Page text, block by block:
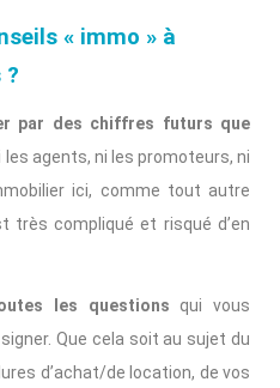
« immo » à
?
par des chiffres futurs que
les agents, ni les promoteurs, ni
ici, comme tout autre
très compliqué et risqué d’en
les questions qui vous
Que cela soit au sujet du
d’achat/de location, de vos